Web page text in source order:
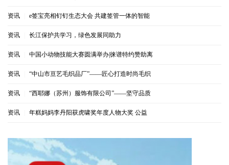
资讯 e签宝亮相钉钉生态大会 共建签管一体的智能
资讯 长江保护共学习，绿色发展同助力
资讯 中国小动物技能大赛圆满举办|徕谱特约赞助离
资讯 “中山市亘艺毛织品厂”——匠心打造时尚毛织
资讯 “西耶娜（苏州）服饰有限公司”——坚守品质
资讯 年糕妈妈李丹阳获虎啸奖年度人物大奖 公益